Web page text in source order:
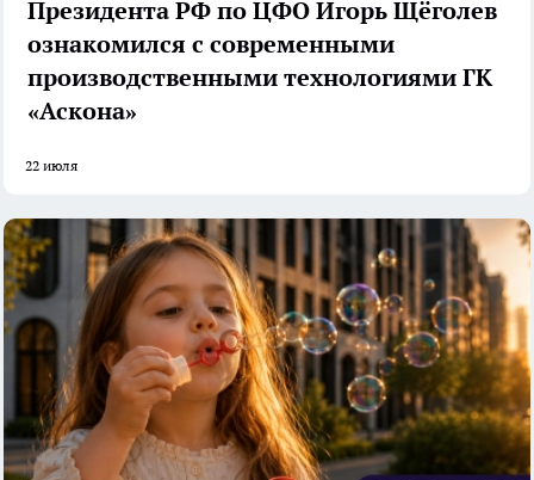
Президента РФ по ЦФО Игорь Щёголев
ознакомился с современными
производственными технологиями ГК
«Аскона»
22 июля